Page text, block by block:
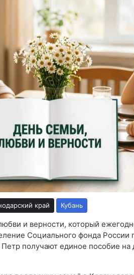
край Кубань
и верности, который
Социального фонда России
получают единое пособие на